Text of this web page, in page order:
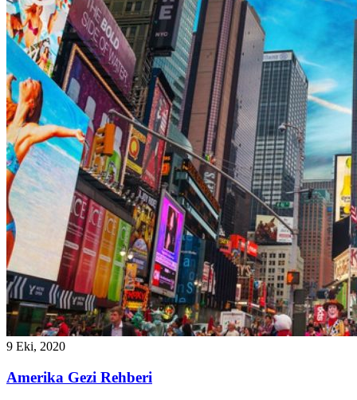
9 Eki, 2020
Amerika Gezi Rehberi